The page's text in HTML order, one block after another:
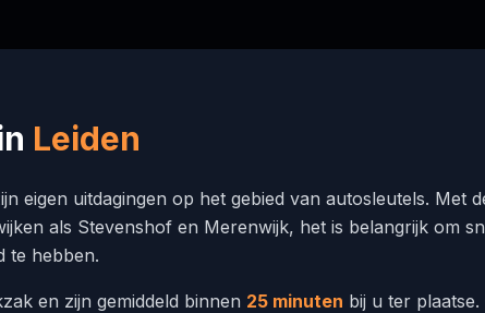
Leiden
eigen uitdagingen op het gebied van autosleutels. Met
als Stevenshof en Merenwijk, het is belangrijk om
te hebben.
en zijn gemiddeld binnen 25 minuten bij u ter